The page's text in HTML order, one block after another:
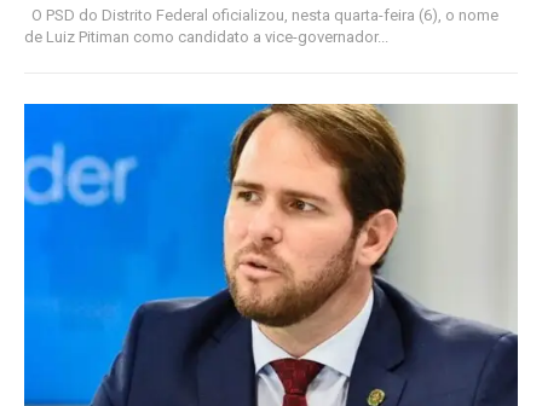
de Luiz Pitiman como candidato a vice-governador...